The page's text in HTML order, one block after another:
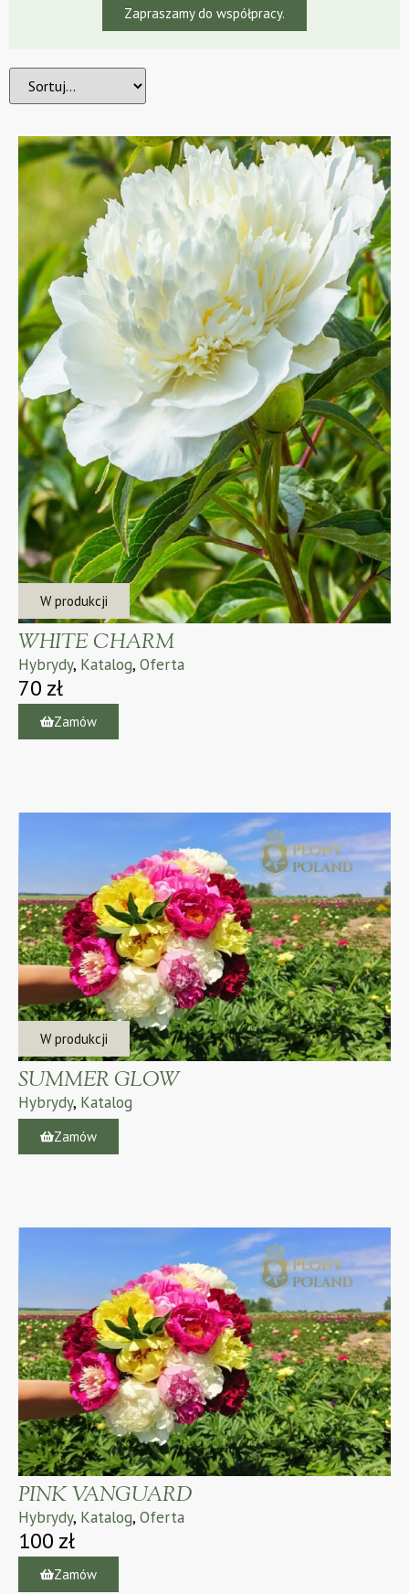
Zapraszamy do współpracy.
W produkcji
WHITE CHARM
Hybrydy, Katalog, Oferta
70 zł
Zamów
W produkcji
SUMMER GLOW
Hybrydy, Katalog
Zamów
PINK VANGUARD
Hybrydy, Katalog, Oferta
100 zł
Zamów